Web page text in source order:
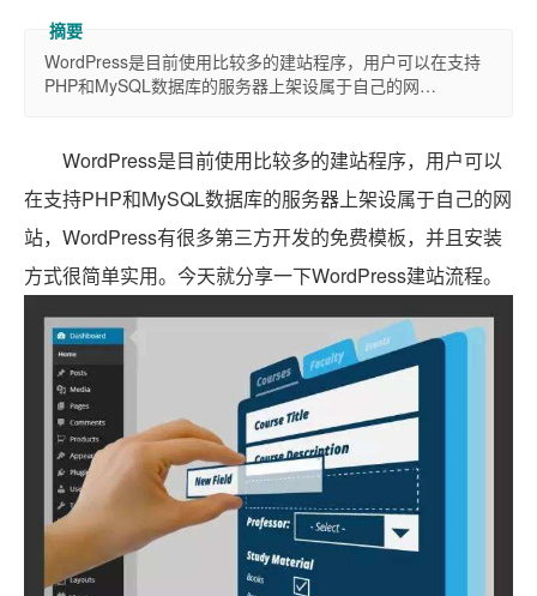
WordPress是目前使用比较多的建站程序，用户可以在支持
PHP和MySQL数据库的服务器上架设属于自己的网…
WordPress是目前使用比较多的建站程序，用户可以
在支持PHP和MySQL数据库的服务器上架设属于自己的网
站，WordPress有很多第三方开发的免费模板，并且安装
方式很简单实用。今天就分享一下WordPress建站流程。